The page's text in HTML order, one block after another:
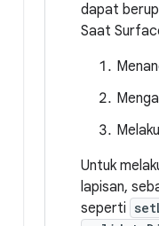
dapat
Saat
Untuk
lapisan,
seperti